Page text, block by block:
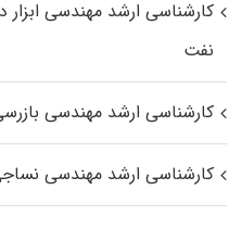
کارشناسی ارشد مهندسی ابزار
نفت
کارشناسی ارشد مهندسی
کارشناسی ارشد مهندسی